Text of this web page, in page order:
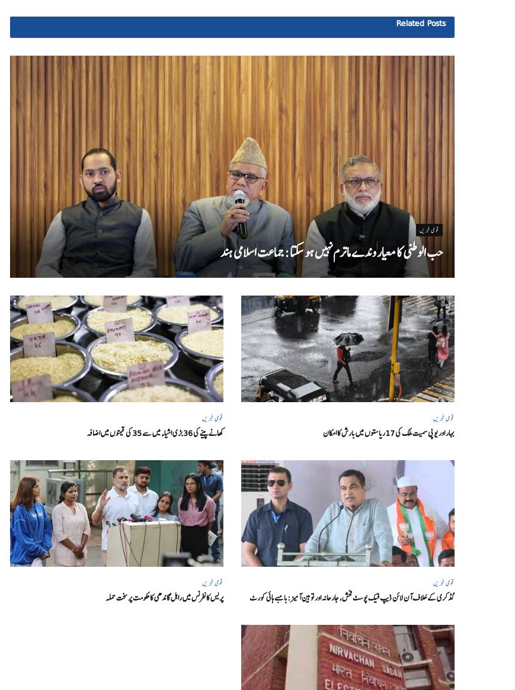
Related Posts
قومی خبریں
حب الوطنی کا معیار وندے ماترم نہیں ہو سکتا : جماعت اسلامی ہند
قومی خبریں
بہار اور یو پی سمیت ملک کی 17ریاستوں میں بارش کا امکان
قومی خبریں
کھانے پینے کی 36 بڑی اشیاء میں سے 35 کی قیمتوں میں اضافہ
قومی خبریں
گڈکری کے خلاف آن لائن ڈیپ فیک پوسٹ فحش، جارحانہ اور توہین آمیز:بامبے ہائی کورٹ
قومی خبریں
پریس کانفرنس میں راہل گاندھی کا حکومت پر سخت حملہ